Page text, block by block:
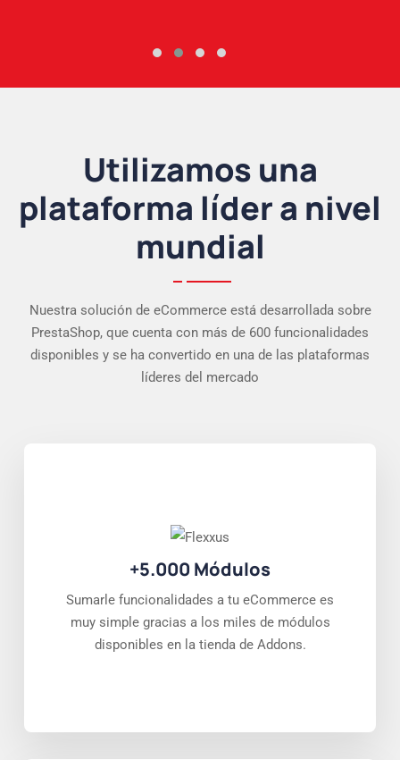
Utilizamos una
plataforma líder a nivel
mundial
Nuestra solución de eCommerce está desarrollada sobre
PrestaShop, que cuenta con más de 600 funcionalidades
disponibles y se ha convertido en una de las plataformas
líderes del mercado
+5.000 Módulos
Sumarle funcionalidades a tu eCommerce es
muy simple gracias a los miles de módulos
disponibles en la tienda de Addons.